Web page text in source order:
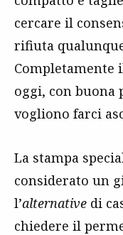
cercare il
rifiuta
Completamente
oggi, con buona
vogliono farci
La stampa
considerato un
l’alternative di
chiedere il